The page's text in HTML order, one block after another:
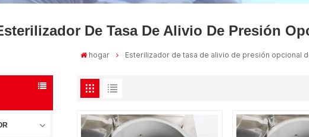
De Tasa De Alivio De Presión
hogar Esterilizador de tasa de alivio de presión opcional